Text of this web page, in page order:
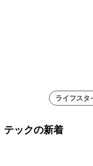
ライフスタ
テックの新着